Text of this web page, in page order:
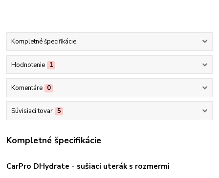
Kompletné špecifikácie
Hodnotenie 1
Komentáre 0
Súvisiaci tovar 5
Kompletné špecifikácie
CarPro DHydrate - sušiaci uterák s rozmermi